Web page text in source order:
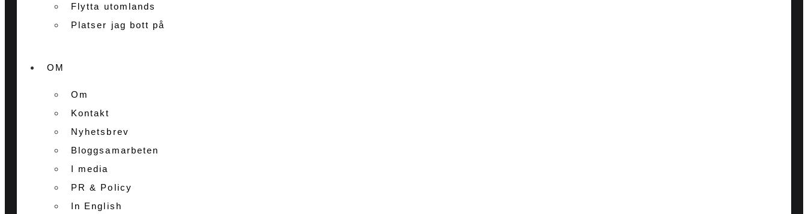
Flytta utomlands
Platser jag bott på
OM
Om
Kontakt
Nyhetsbrev
Bloggsamarbeten
I media
PR & Policy
In English